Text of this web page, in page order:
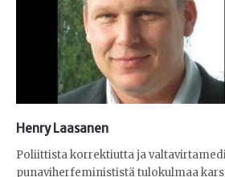
Henry Laasanen
Poliittista korrektiutta ja
punaviherfeminististä tulokulmaa